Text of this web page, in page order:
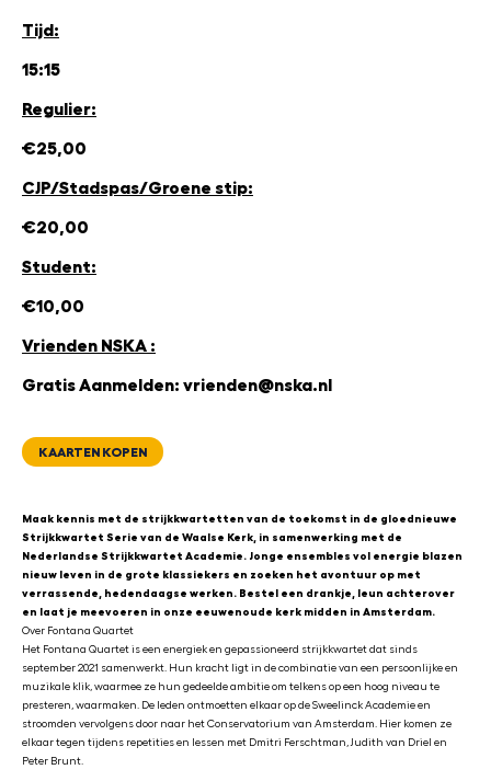
Tijd:
15:15
Regulier:
€25,00
CJP/Stadspas/Groene stip:
€20,00
Student:
€10,00
Vrienden NSKA :
Gratis Aanmelden: vrienden@nska.nl
KAARTEN KOPEN
Maak kennis met de strijkkwartetten van de toekomst in de gloednieuwe
Strijkkwartet Serie van de Waalse Kerk, in samenwerking met de
Nederlandse Strijkkwartet Academie. Jonge ensembles vol energie blazen
nieuw leven in de grote klassiekers en zoeken het avontuur op met
verrassende, hedendaagse werken. Bestel een drankje, leun achterover
en laat je meevoeren in onze eeuwenoude kerk midden in Amsterdam.
Over Fontana Quartet
Het Fontana Quartet is een energiek en gepassioneerd strijkkwartet dat sinds
september 2021 samenwerkt. Hun kracht ligt in de combinatie van een persoonlijke en
muzikale klik, waarmee ze hun gedeelde ambitie om telkens op een hoog niveau te
presteren, waarmaken. De leden ontmoetten elkaar op de Sweelinck Academie en
stroomden vervolgens door naar het Conservatorium van Amsterdam. Hier komen ze
elkaar tegen tijdens repetities en lessen met Dmitri Ferschtman, Judith van Driel en
Peter Brunt.